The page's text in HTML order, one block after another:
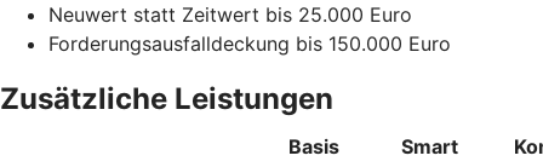
Neuwert statt Zeitwert bis 25.000 Euro
Forderungsausfalldeckung bis 150.000 Euro
Zusätzliche Leistungen
Basis Smart